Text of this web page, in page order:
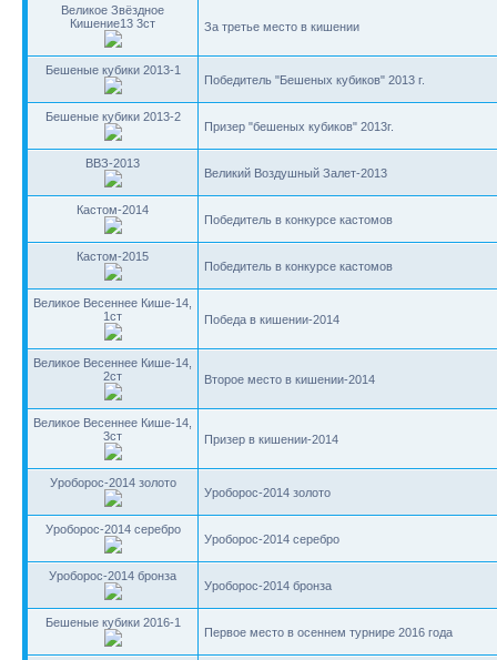
Великое Звёздное
Кишение13 3ст
За третье место в кишении
Бешеные кубики 2013-1
Победитель "Бешеных кубиков" 2013 г.
Бешеные кубики 2013-2
Призер "бешеных кубиков" 2013г.
ВВЗ-2013
Великий Воздушный Залет-2013
Кастом-2014
Победитель в конкурсе кастомов
Кастом-2015
Победитель в конкурсе кастомов
Великое Весеннее Кише-14,
1ст
Победа в кишении-2014
Великое Весеннее Кише-14,
2ст
Второе место в кишении-2014
Великое Весеннее Кише-14,
3ст
Призер в кишении-2014
Уроборос-2014 золото
Уроборос-2014 золото
Уроборос-2014 серебро
Уроборос-2014 серебро
Уроборос-2014 бронза
Уроборос-2014 бронза
Бешеные кубики 2016-1
Первое место в осеннем турнире 2016 года